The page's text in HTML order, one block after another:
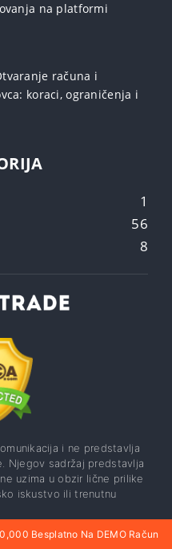
na platformi
računa i
koraci, ograničenja i
1
56
8
i ne predstavlja
Njegov sadržaj predstavlja
uzima u obzir lične prilike
iskustvo ili trenutnu
TradeBesplatno Na DEMO Račun